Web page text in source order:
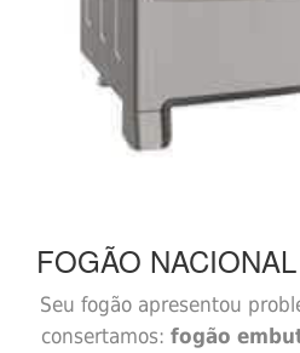
FOGÃO
Seu fogão apresentou
consertamos: fogão